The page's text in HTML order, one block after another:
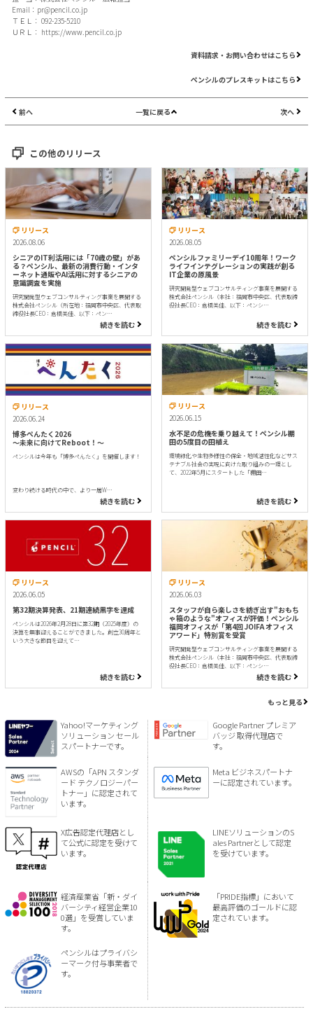
Email： pr@pencil.co.jp
ＴＥＬ： 092-235-5210
ＵＲＬ： https://www.pencil.co.jp
資料請求・お問い合わせはこちら
ペンシルのプレスキットはこちら
前へ 一覧に戻る 次へ
この他のリリース
リリース
2026.08.06
シニアのIT利活用には「70歳の壁」があ
る？ペンシル、最新の消費行動・インタ
ーネット通販やAI活用に対するシニアの
意識調査を実施
研究開発型ウェブコンサルティング事業を展開する
株式会社ペンシル（所在地：福岡市中央区、代表取
締役社長CEO：倉橋美佳、以下：ペン…
続きを読む
リリース
2026.08.05
ペンシルファミリーデイ10周年！ワーク
ライフインテグレーションの実践が創る
IT企業の原風景
研究開発型ウェブコンサルティング事業を展開する
株式会社ペンシル（本社：福岡市中央区、代表取締
役社長CEO：倉橋美佳、以下：ペンシ…
続きを読む
リリース
2026.06.24
博多ぺんたく2026
〜未来に向けてReboot！〜
ペンシルは今年も「博多ぺんたく」を開催します！
変わり続ける時代の中で、より一層W…
続きを読む
リリース
2026.06.15
水不足の危機を乗り越えて！ペンシル棚
田の5度目の田植え
環境緑化や生物多様性の保全・地域活性化などサス
テナブル社会の実現に向けた取り組みの一環とし
て、2022年5月にスタートした「棚田…
続きを読む
リリース
2026.06.05
第32期決算発表、21期連続黒字を達成
ペンシルは2026年2月28日に第32期（2025年度）の
決算を無事迎えることができました。創立30周年と
いう大きな節目を迎えて…
続きを読む
リリース
2026.06.03
スタッフが自ら楽しさを紡ぎ出す"おもち
ゃ箱のような"オフィスが評価！ペンシル
福岡オフィスが「第4回 JOIFA オフィス
アワード」特別賞を受賞
研究開発型ウェブコンサルティング事業を展開する
株式会社ペンシル（本社：福岡市中央区、代表取締
役社長CEO：倉橋美佳、以下：ペンシ…
続きを読む
もっと見る
Yahoo!マーケティング
ソリューション セール
スパートナーです。
Google Partner プレミア
バッジ 取得代理店で
す。
AWSの「APN スタンダ
ード テクノロジーパー
トナー」に認定されて
います。
Meta ビジネスパートナ
ーに認定されています。
X広告認定代理店とし
て公式に認定を受けて
います。
LINEソリューションのS
ales Partnerとして認定
を受けています。
経済産業省「新・ダイ
バーシティ経営企業10
0選」を受賞していま
す。
「PRIDE指標」において
最高評価のゴールドに認
定されています。
ペンシルはプライバシ
ーマーク付与事業者で
す。